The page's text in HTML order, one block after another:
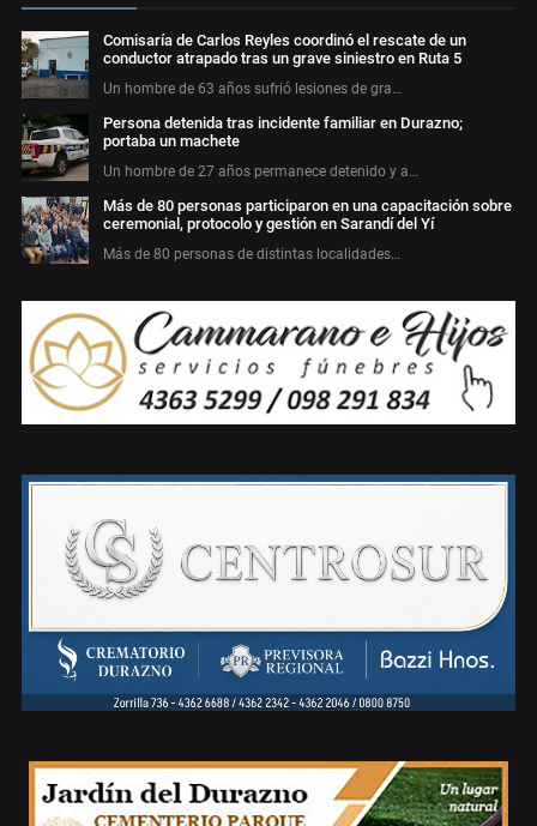
Comisaría de Carlos Reyles coordinó el rescate de un
conductor atrapado tras un grave siniestro en Ruta 5
Un hombre de 63 años sufrió lesiones de gra…
Persona detenida tras incidente familiar en Durazno;
portaba un machete
Un hombre de 27 años permanece detenido y a…
Más de 80 personas participaron en una capacitación sobre
ceremonial, protocolo y gestión en Sarandí del Yí
Más de 80 personas de distintas localidades…